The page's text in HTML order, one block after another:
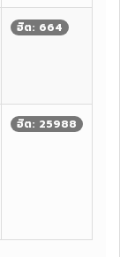
ฮิต: 664
ฮิต: 25988